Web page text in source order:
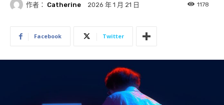
作者： Catherine 2026 年 1 月 21 日 1178
Facebook Twitter